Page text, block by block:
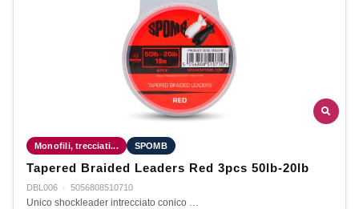
Monofili, trecciati... SPOMB
Tapered Braided Leaders Red 3pcs 50lb-20lb
DBL006 · 5056808510710
Unico shockleader intrecciato conico …